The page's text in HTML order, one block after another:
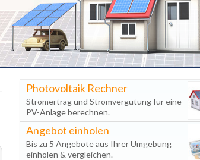
Photovoltaik Rechner
Stromertrag und Stromvergütung für eine
PV-Anlage berechnen.
Angebot einholen
Bis zu 5 Angebote aus Ihrer Umgebung
einholen & vergleichen.